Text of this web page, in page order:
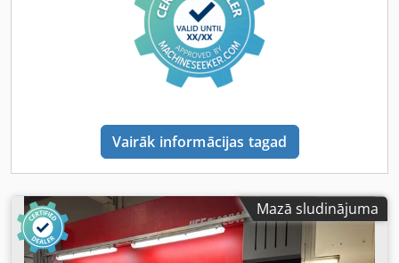
parametri: Attālums starp kolonnām: 2705 mm Gājiens:
200 mm Dziļums (līdz sānu rāmim): 420 mm Pievades
ātrums: 100 mm/s Darba ātrums: 10 mm/s Atgriešanās
ātrums: 100 mm/s Elektroenerģijas patēriņš: 10,5 kW
Ierīces izmēri: Garums: 4385 mm Platums: 2430 mm
aprīkojums: Vadības ierīce: Amada skārienekrāns Augšējo
instrumentu stiprinājums: Amada manuālais stiprinājums
automātiskais lāzers Ja jums ir vairāk jautājumu, mēs ar
prieku atbildēsim. Dodjzrwc Djpfx Andekr
Vairāk informācijas tagad
Mazā sludinājuma